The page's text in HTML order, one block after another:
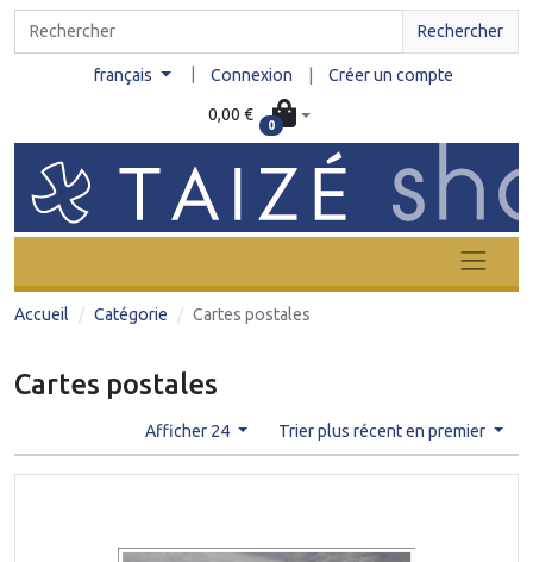
Rechercher
français Connexion Créer un compte
0,00 €
0
Accueil Catégorie Cartes postales
Cartes postales
Afficher 24 Trier plus récent en premier